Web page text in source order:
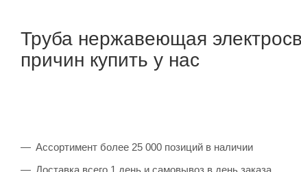
Труба нержавеющая
причин купить у нас
Ассортимент более 25 000 позиций в наличии